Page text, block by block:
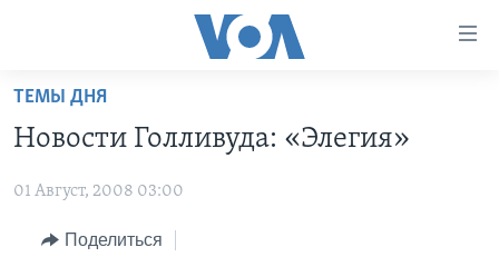
Перейти
основной
ПерейтиАМЕРИКА
НОВОСТИ ЗА МИНУТУ
ПРОЕКТЫ
УЧИМ АНГЛИЙСКИЙ
ЭКСПЕРТИЗА
ТЕМЫ ДНЯ
Новости Голливуда: «Элегия»
01 Август, 2008 03:00
Поделиться